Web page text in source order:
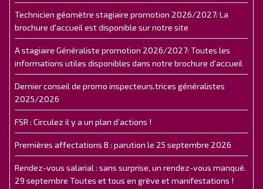
Technicien géomètre stagiaire promotion 2026/2027: La
brochure d'accueil est disponible sur notre site
A stagiaire Généraliste promotion 2026/2027: Toutes les
informations utiles disponibles dans notre brochure d'accueil
Dernier conseil de promo inspecteurs.trices généralistes
2025/2026
FSR : Circulez il y a un plan d’actions !
Premières affectations B : parution le 25 septembre 2026
Rendez-vous salarial : sans surprise, un rendez-vous manqué.
29 septembre Toutes et tous en grève et manifestations !